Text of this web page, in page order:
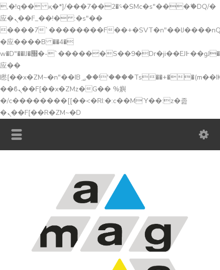
,�!q�� қ�*]/���؝�2��7�SMc�s"���ޭ�DQ/�
应�ܢ��F_��!� :�s"��
����7`��������F
�应����B ��4�
w�D"��IJ�׭�-`������S��9�Dr�ji��EJ߅��gJ�
应��
矁[��x�ZM~�n"��IB؃��!'����Тѕ��+��(m��IK�ʭ�/|
��ϐܢ��F[��x�ZMz�G�� %嬩
�/c��������[[��<�RI:�:c��MΎ��:z�졾
�ܢ��F[��R�ZM~�D